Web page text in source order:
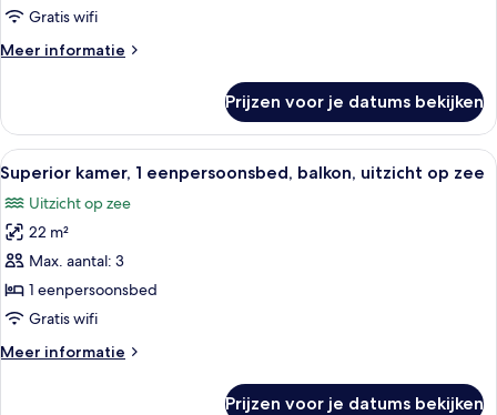
Gratis wifi
Meer informatie
Meer
kamer
Prijzen voor je datums bekijken
Alle
foto's
voor
Superior
kamer,
1
eenpersoonsbed,
uitzicht
Een hotelkamer met een groot bed,
10
Superior kamer, 1 eenpersoonsbed, balkon, uitzicht op zee
Uitzicht op zee
22 m²
Max. aantal: 3
1 eenpersoonsbed
Gratis wifi
Meer informatie
Meer
Prijzen voor je datums bekijken